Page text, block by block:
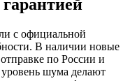
с официальной
В наличии новые
по России и
шума делают